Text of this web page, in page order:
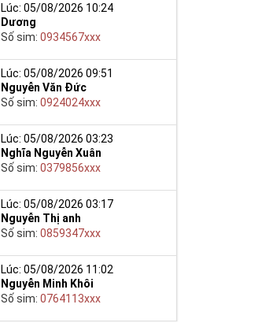
Lúc: 05/08/2026 10:24
Dương
Số sim:0934567xxx
Lúc: 05/08/2026 09:51
Nguyễn Văn Đức
Số sim:0924024xxx
Lúc: 05/08/2026 03:23
Nghĩa Nguyễn Xuân
Số sim:0379856xxx
Lúc: 05/08/2026 03:17
Nguyễn Thị anh
Số sim:0859347xxx
Lúc: 05/08/2026 11:02
Nguyễn Minh Khôi
Số sim:0764113xxx